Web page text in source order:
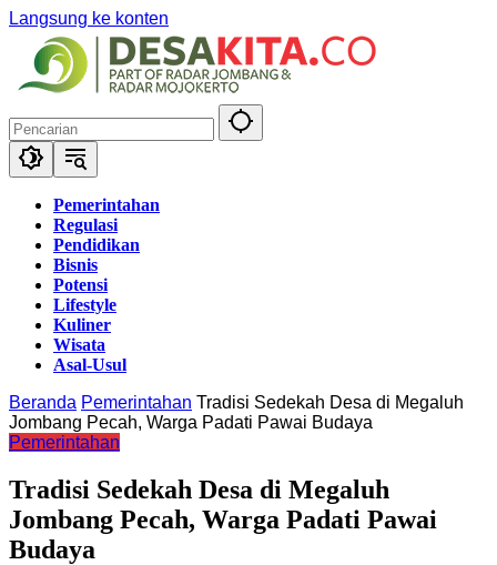
Langsung ke konten
Pemerintahan
Regulasi
Pendidikan
Bisnis
Potensi
Lifestyle
Kuliner
Wisata
Asal-Usul
Beranda Pemerintahan Tradisi Sedekah Desa di Megaluh
Jombang Pecah, Warga Padati Pawai Budaya
Pemerintahan
Tradisi Sedekah Desa di Megaluh
Jombang Pecah, Warga Padati Pawai
Budaya